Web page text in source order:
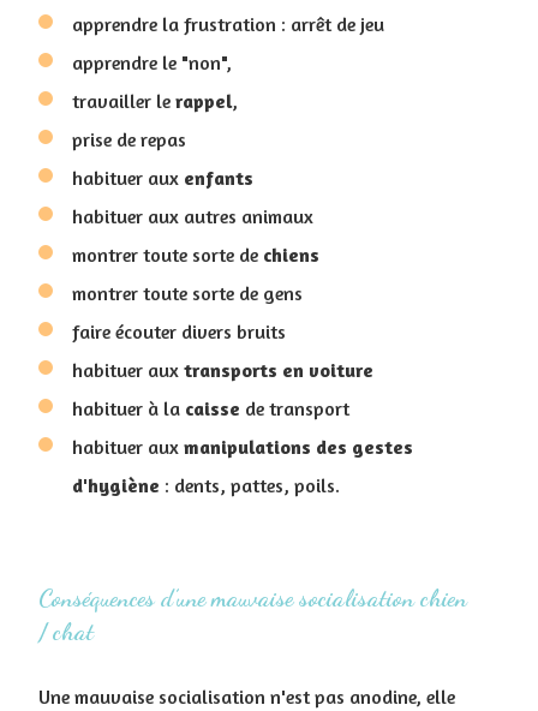
apprendre la frustration : arrêt de jeu
apprendre le "non",
travailler le rappel,
prise de repas
habituer aux enfants
habituer aux autres animaux
montrer toute sorte de chiens
montrer toute sorte de gens
faire écouter divers bruits
habituer aux transports en voiture
habituer à la caisse de transport
habituer aux manipulations des gestes
d'hygiène : dents, pattes, poils.
Conséquences d’une mauvaise socialisation chien
/ chat
Une mauvaise socialisation n'est pas anodine, elle